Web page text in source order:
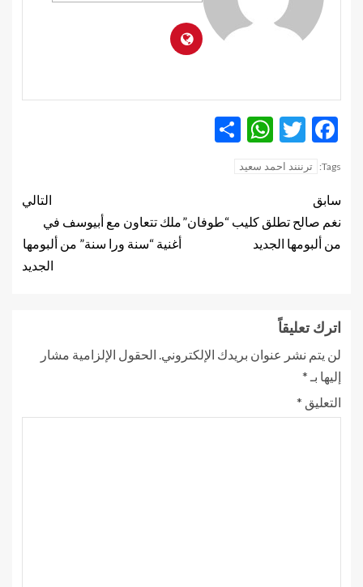
Facebook
Twitter
WhatsApp
Tags: ترننند احمد سعيد
سابق
نغم صالح تطلق كليب “طوفان”
من ألبومها الجديد
التالي
ملك تتعاون مع أبيوسف في
أغنية “سنة ورا سنة” من ألبومها
الجديد
اترك تعليقاً
لن يتم نشر عنوان بريدك الإلكتروني. الحقول الإلزامية مشار
إليها بـ *
التعليق *